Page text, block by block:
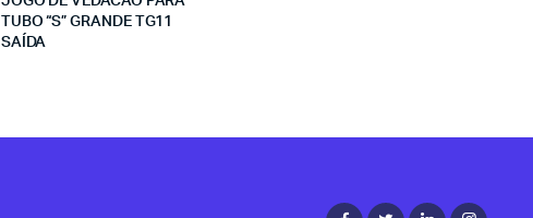
TUBO “S” GRANDE TG11
SAÍDA